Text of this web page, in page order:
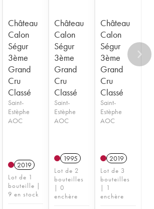
Château
Calon
Ségur
3ème
Grand
Cru
Classé
Saint-
Estèphe
AOC
2019
Lot de 1
bouteille |
9 en stock
Château
Calon
Ségur
3ème
Grand
Cru
Classé
Saint-
Estèphe
AOC
1995
Lot de 2
bouteilles
| 0
enchère
Château
Calon
Ségur
3ème
Grand
Cru
Classé
Saint-
Estèphe
AOC
2019
Lot de 3
bouteilles
| 1
enchère